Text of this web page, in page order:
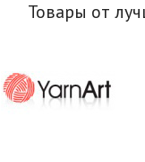
Товары от